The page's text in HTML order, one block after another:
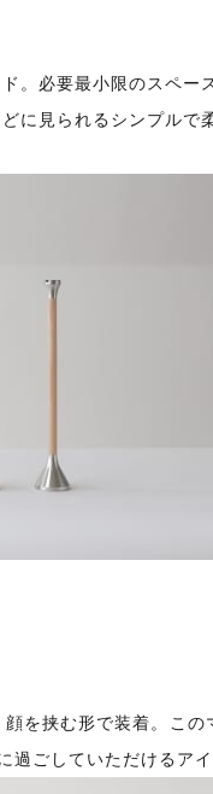
。必要最小限のスペー
に見られるシンプルで
を挟む形で装着。こ
ごしていただけるア